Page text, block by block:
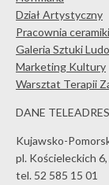
Dział Artystyczny
Pracownia ceramiki
Galeria Sztuki
Marketing Kultury
Warsztat Terapii
DANE
Kujawsko-
pl. Kościeleckich
tel. 52 585 15 01